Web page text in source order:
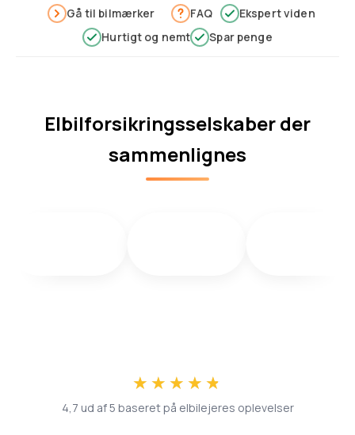
Gå til bilmærker FAQ
Ekspert viden
Hurtigt og nemt
Spar penge
Elbilforsikringsselskaber der
sammenlignes
★★★★★
★★★★★
4,7 ud af 5 baseret på elbilejeres oplevelser